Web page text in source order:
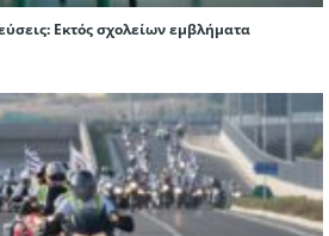
Εκτός σχολείων εμβλήματα